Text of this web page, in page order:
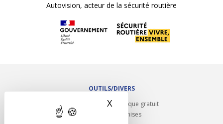
X Masquer le bandeau des
Autovision, acteur de la sécurité routière
OUTILS/DIVERS
Rappel contrôle technique gratuit
Partenariats/Remises